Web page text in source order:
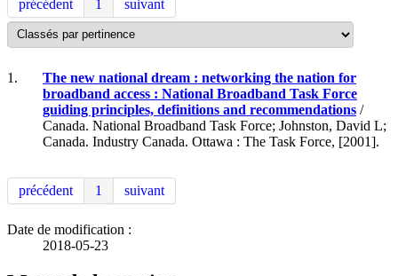
précédent 1 suivant
1.
The new national dream : networking the nation for
broadband access : National Broadband Task Force
guiding principles, definitions and recommendations /
Canada. National Broadband Task Force; Johnston, David L;
Canada. Industry Canada. Ottawa : The Task Force, [2001].
précédent 1 suivant
Date de modification :
2018-05-23